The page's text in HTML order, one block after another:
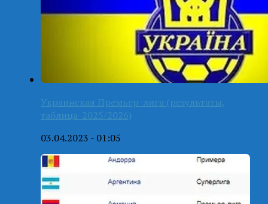
Украинская Премьер-лига (результаты,
таблица-2025/2026)
03.04.2023 - 01:05